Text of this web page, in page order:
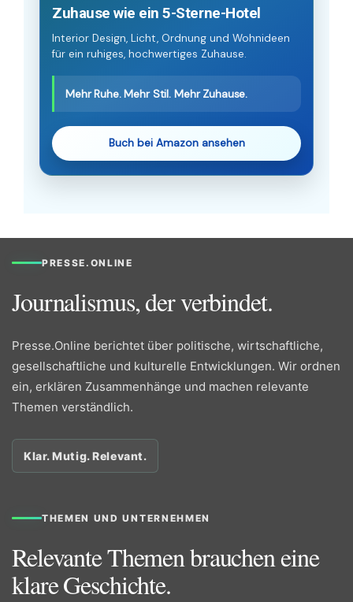
Zuhause wie ein 5-Sterne-Hotel
Interior Design, Licht, Ordnung und Wohnideen
für ein ruhiges, hochwertiges Zuhause.
Mehr Ruhe. Mehr Stil. Mehr Zuhause.
Buch bei Amazon ansehen
PRESSE.ONLINE
Journalismus, der verbindet.
Presse.Online berichtet über politische, wirtschaftliche,
gesellschaftliche und kulturelle Entwicklungen. Wir ordnen
ein, erklären Zusammenhänge und machen relevante
Themen verständlich.
Klar. Mutig. Relevant.
THEMEN UND UNTERNEHMEN
Relevante Themen brauchen eine
klare Geschichte.